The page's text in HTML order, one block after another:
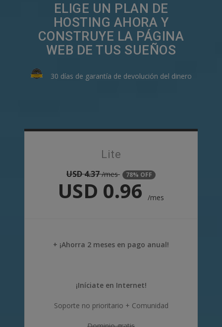
ELIGE UN PLAN DE
HOSTING AHORA Y
CONSTRUYE LA PÁGINA
WEB DE TUS SUEÑOS
30 días de garantía de devolución del dinero
Lite
USD4.37 /mes 78% OFF
USD 0.96 /mes
+ ¡Ahorra 2 meses en pago anual!
¡Iníciate en Internet!
Soporte no prioritario + Comunidad